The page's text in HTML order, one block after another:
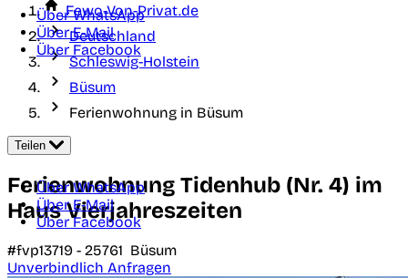
Über WhatsApp
Über E-Mail
Über Facebook
Fewo-Von-Privat.de
Deutschland
Schleswig-Holstein
Büsum
Ferienwohnung in Büsum
Teilen
Über WhatsApp
Über E-Mail
Über Facebook
Ferienwohnung Tidenhub (Nr. 4) im
Haus Vierjahreszeiten
#fvp13719 - 25761 Büsum
Unverbindlich Anfragen